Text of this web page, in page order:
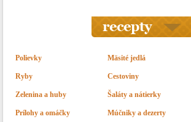
Polievky Mäsité jedlá
Ryby Cestoviny
Zelenina a huby Šaláty a nátierky
Prílohy a omáčky Múčniky a dezerty